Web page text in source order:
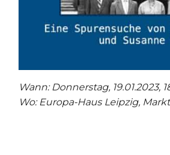
Wann: Donnerstag, 19.01.2023,
Wo: Europa-Haus Leipzig,